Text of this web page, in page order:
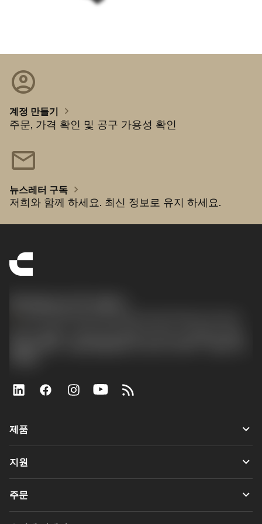
account_circle
계정 만들기 chevron_right
주문, 가격 확인 및 공구 가용성 확인
mail
뉴스레터 구독 chevron_right
저희와 함께 하세요. 최신 정보로 유지 하세요.
제품 keyboard_arrow_down
모든 소프트웨어
재연마
지원 keyboard_arrow_down
유통업체 및 전문업체
주문 keyboard_arrow_down